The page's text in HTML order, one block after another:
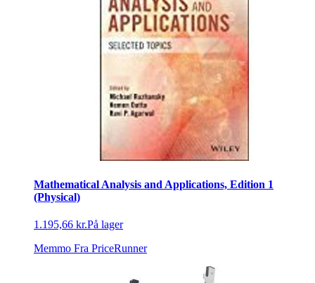
Mathematical Analysis and Applications, Edition 1
(Physical)
1.195,66 kr.På lager
Memmo Fra PriceRunner